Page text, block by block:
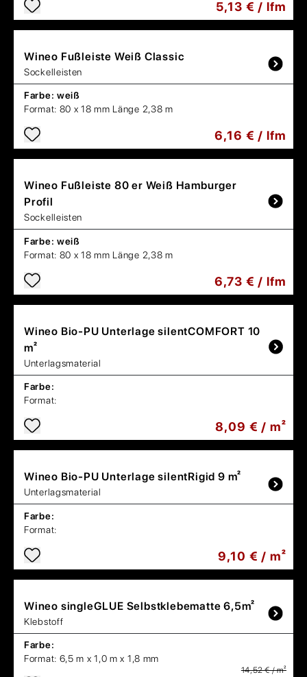
5,13 € / lfm
Wineo Fußleiste Weiß Classic
Sockelleisten
Farbe: weiß
Format: 80 x 18 mm Länge 2,38 m
6,16 € / lfm
Wineo Fußleiste 80 er Weiß Hamburger
Profil
Sockelleisten
Farbe: weiß
Format: 80 x 18 mm Länge 2,38 m
6,73 € / lfm
Wineo Bio-PU Unterlage silentCOMFORT 10
m²
Unterlagsmaterial
Farbe:
Format:
8,09 € / m²
Wineo Bio-PU Unterlage silentRigid 9 m²
Unterlagsmaterial
Farbe:
Format:
9,10 € / m²
Wineo singleGLUE Selbstklebematte 6,5m²
Klebstoff
Farbe:
Format: 6,5 m x 1,0 m x 1,8 mm
14,52 € / m²